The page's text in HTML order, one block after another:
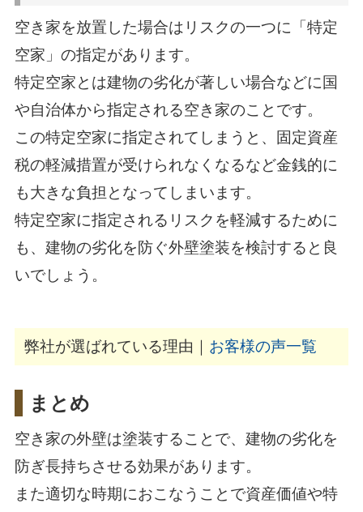
空き家を放置した場合はリスクの一つに「特定
空家」の指定があります。
特定空家とは建物の劣化が著しい場合などに国
や自治体から指定される空き家のことです。
この特定空家に指定されてしまうと、固定資産
税の軽減措置が受けられなくなるなど金銭的に
も大きな負担となってしまいます。
特定空家に指定されるリスクを軽減するために
も、建物の劣化を防ぐ外壁塗装を検討すると良
いでしょう。
弊社が選ばれている理由｜ お客様の声一覧
まとめ
空き家の外壁は塗装することで、建物の劣化を
防ぎ長持ちさせる効果があります。
また適切な時期におこなうことで資産価値や特